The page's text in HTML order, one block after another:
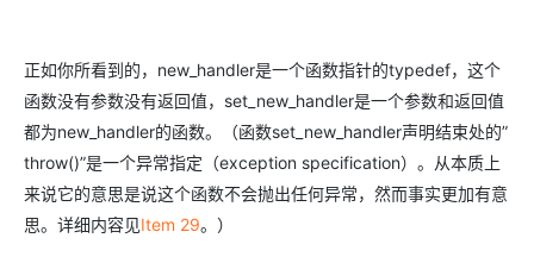
正如你所看到的，new_handler是一个函数指针的typedef，这个
函数没有参数没有返回值，set_new_handler是一个参数和返回值
都为new_handler的函数。（函数set_new_handler声明结束处的”
throw()”是一个异常指定（exception specification）。从本质上
来说它的意思是说这个函数不会抛出任何异常，然而事实更加有意
思。详细内容见Item 29。）